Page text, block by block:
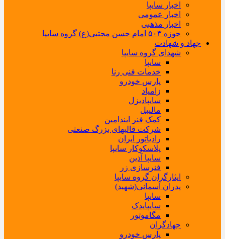
اخبار سایپا
اخبار عمومی
اخبار مذهبی
حوزه ۵۰۳ امام حسن مجتبی(ع) گروه سایپا
جهاد و شهادت
شهدای گروه سایپا
سایپا
خدمات فنی رنا
پارس خودرو
زامیاد
سایپادیزل
مالیبل
کمک فنر ایندامین
شرکت قالبهای بزرگ صنعتی
رادیاتور ایران
پلاسکوکار سایپا
سایپا آذین
فنرسازی زر
ایثارگران گروه سایپا
پدران آسمانی(شهید)
سایپا
سایپایدک
مگاموتور
جهادگران
پارس خودرو